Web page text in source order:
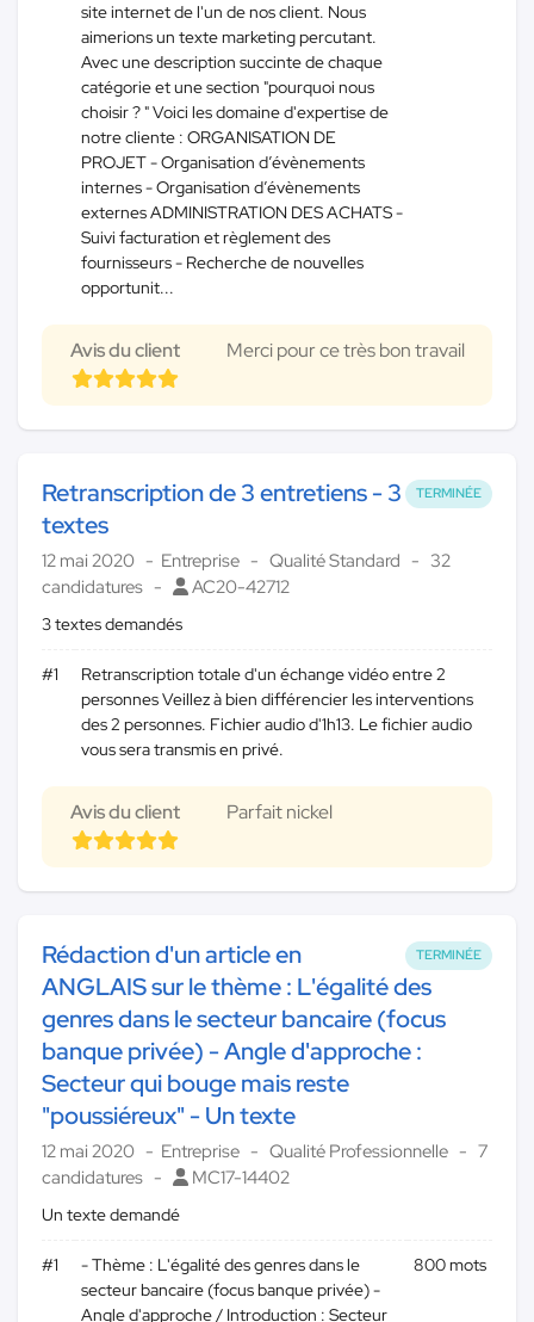
site internet de l'un de nos client. Nous
aimerions un texte marketing percutant.
Avec une description succinte de chaque
catégorie et une section "pourquoi nous
choisir ? " Voici les domaine d'expertise de
notre cliente : ORGANISATION DE
PROJET - Organisation d’évènements
internes - Organisation d’évènements
externes ADMINISTRATION DES ACHATS -
Suivi facturation et règlement des
fournisseurs - Recherche de nouvelles
opportunit...
Avis du client Merci pour ce très bon travail
TERMINÉE
Retranscription de 3 entretiens - 3
textes
12 mai 2020 Entreprise Qualité Standard
32
candidatures
AC20-42712
3 textes demandés
#1
Retranscription totale d'un échange vidéo entre 2
personnes Veillez à bien différencier les interventions
des 2 personnes. Fichier audio d'1h13. Le fichier audio
vous sera transmis en privé.
Avis du client Parfait nickel
TERMINÉE
Rédaction d'un article en
ANGLAIS sur le thème : L'égalité des
genres dans le secteur bancaire (focus
banque privée) - Angle d'approche :
Secteur qui bouge mais reste
"poussiéreux" - Un texte
12 mai 2020 Entreprise Qualité Professionnelle
7
candidatures
MC17-14402
Un texte demandé
#1
- Thème : L'égalité des genres dans le
secteur bancaire (focus banque privée) -
Angle d'approche / Introduction : Secteur
800 mots